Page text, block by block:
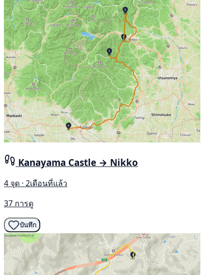
Kanayama Castle → Nikko
4 จุด · 2เดือนที่แล้ว
37 การดู
บันทึก